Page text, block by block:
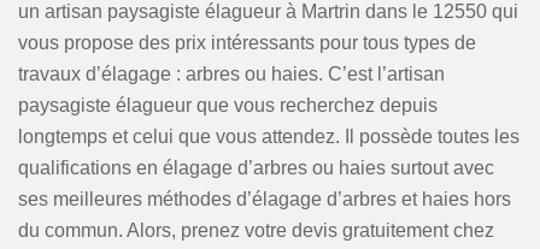
un artisan paysagiste élagueur à Martrin dans le 12550 qui
vous propose des prix intéressants pour tous types de
travaux d’élagage : arbres ou haies. C’est l’artisan
paysagiste élagueur que vous recherchez depuis
longtemps et celui que vous attendez. Il possède toutes les
qualifications en élagage d’arbres ou haies surtout avec
ses meilleures méthodes d’élagage d’arbres et haies hors
du commun. Alors, prenez votre devis gratuitement chez